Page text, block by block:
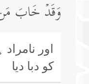
وَقَدۡ خَابَ
اور
کو دبا دیا